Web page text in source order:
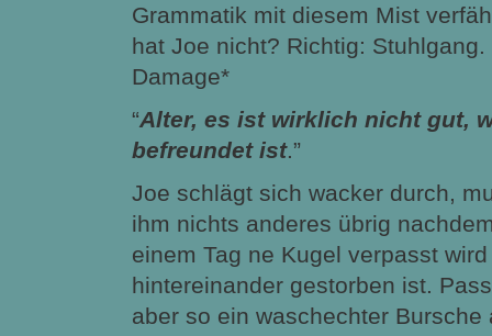
Grammatik mit diesem Mist
hat Joe nicht? Richtig:
Damage*
“Alter, es ist wirklich nicht gut,
befreundet ist.”
Joe schlägt sich wacker durch,
ihm nichts anderes übrig
einem Tag ne Kugel verpasst
hintereinander gestorben ist.
aber so ein waschechter Bursche